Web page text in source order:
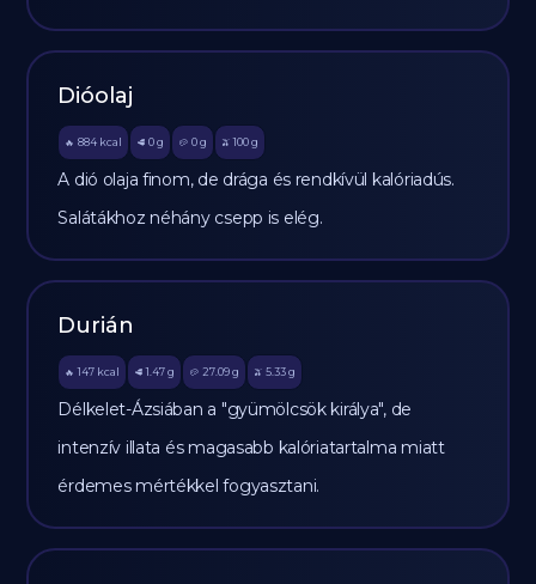
Dióolaj
🔥 884 kcal 🥩 0 g 🥔 0g 🫒 100 g
A dió olaja finom, de drága és rendkívül kalóriadús.
Salátákhoz néhány csepp is elég.
Durián
🔥 147 kcal 🥩 1.47 g 🥔 27.09g 🫒 5.33 g
Délkelet-Ázsiában a "gyümölcsök királya", de
intenzív illata és magasabb kalóriatartalma miatt
érdemes mértékkel fogyasztani.